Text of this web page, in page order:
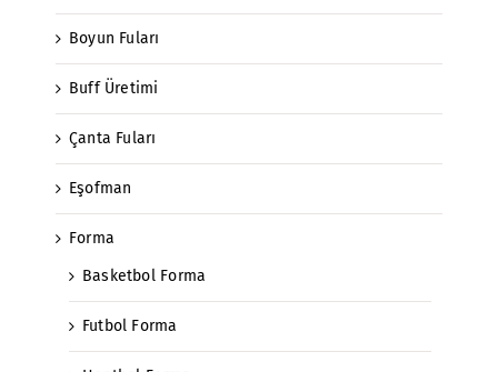
Boyun Fuları
Buff Üretimi
Çanta Fuları
Eşofman
Forma
Basketbol Forma
Futbol Forma